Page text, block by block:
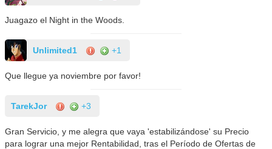
Juagazo el Night in the Woods.
Unlimited1 +1
Que llegue ya noviembre por favor!
TarekJor +3
Gran Servicio, y me alegra que vaya 'estabilizándose' su Precio
para lograr una mejor Rentabilidad, tras el Período de Ofertas de